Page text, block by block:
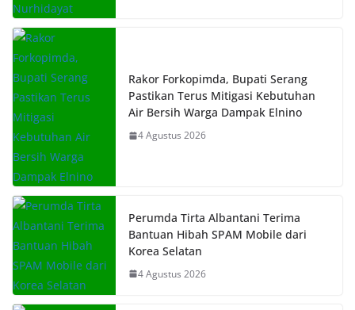
Rakor Forkopimda, Bupati Serang
Pastikan Terus Mitigasi Kebutuhan
Air Bersih Warga Dampak Elnino
4 Agustus 2026
Perumda Tirta Albantani Terima
Bantuan Hibah SPAM Mobile dari
Korea Selatan
4 Agustus 2026